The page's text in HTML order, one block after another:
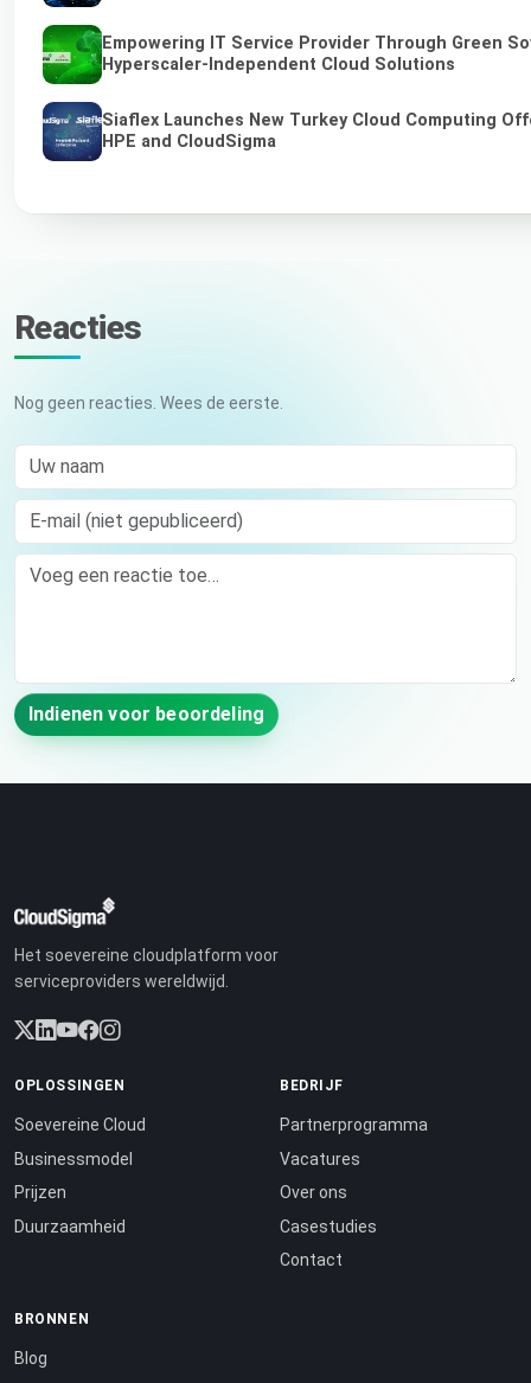
Empowering IT Service Provider Through Green
Hyperscaler-Independent Cloud Solutions
Siaflex Launches New Turkey Cloud Computing
HPE and CloudSigma
Reacties
Nog geen reacties. Wees de eerste.
Uw naam
E-mail (niet gepubliceerd)
Comment
Indienen voor beoordeling
Het soevereine cloudplatform voor
serviceproviders wereldwijd.
OPLOSSINGEN
Soevereine Cloud
Businessmodel
Prijzen
Duurzaamheid
BEDRIJF
Partnerprogramma
Vacatures
Over ons
Casestudies
Contact
BRONNEN
Blog